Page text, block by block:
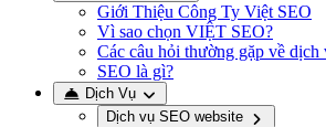
Giới Thiệu Công Ty Việt SEO
Vì sao chọn VIỆT SEO?
Các câu hỏi thường gặp về
SEO là gì?
Dịch Vụ
Dịch vụ SEO website